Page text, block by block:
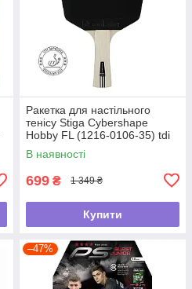
Ракетка для настільного
тенісу Stiga Cybershape
Hobby FL (1216-0106-35) tdi
В наявності
699 ₴ 1 349 ₴
Купити
–47%